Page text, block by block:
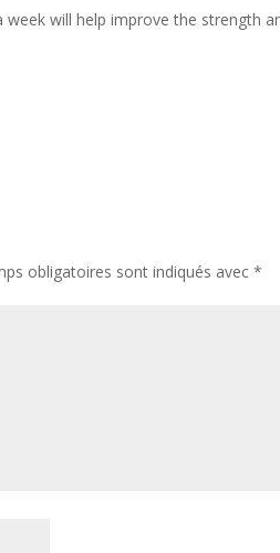
will help improve the strength
obligatoires sont indiqués avec*